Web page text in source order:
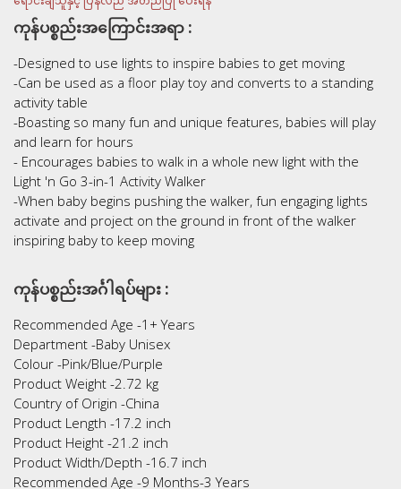
ကုန်ပစ္စည်းအကြောင်းအရာ :
-Designed to use lights to inspire babies to get moving
-Can be used as a floor play toy and converts to a standing
activity table
-Boasting so many fun and unique features, babies will play
and learn for hours
- Encourages babies to walk in a whole new light with the
Light 'n Go 3-in-1 Activity Walker
-When baby begins pushing the walker, fun engaging lights
activate and project on the ground in front of the walker
inspiring baby to keep moving
ကုန်ပစ္စည်းအင်္ဂါရပ်များ :
Recommended Age -1+ Years
Department -Baby Unisex
Colour -Pink/Blue/Purple
Product Weight -2.72 kg
Country of Origin -China
Product Length -17.2 inch
Product Height -21.2 inch
Product Width/Depth -16.7 inch
Recommended Age -9 Months-3 Years